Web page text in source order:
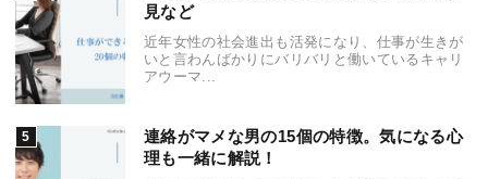
見など
近年女性の社会進出も活発になり、仕事が生きが
いと言わんばかりにバリバリと働いているキャリ
アウーマ...
連絡がマメな男の15個の特徴。気になる心
理も一緒に解説！